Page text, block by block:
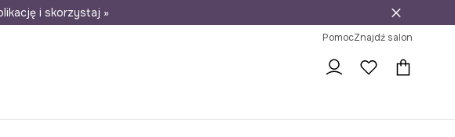
30 dni na zwrot
i skorzystaj »
PomocZnajdź salon